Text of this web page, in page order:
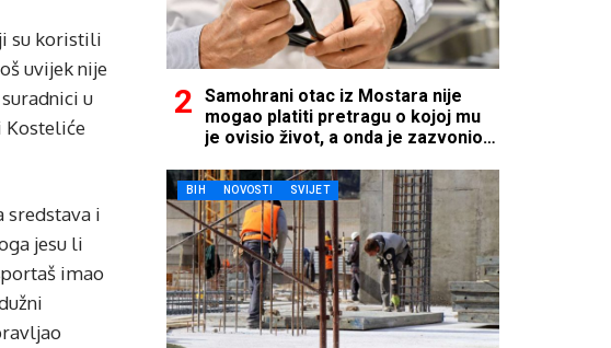
su koristili
uvijek nije
u
Kosteliće
sredstava i
jesu li
imao
Samohrani otac iz Mostara nije
mogao platiti pretragu o kojoj mu
je ovisio život, a onda je zazvonio
BIH NOVOSTI SVIJET